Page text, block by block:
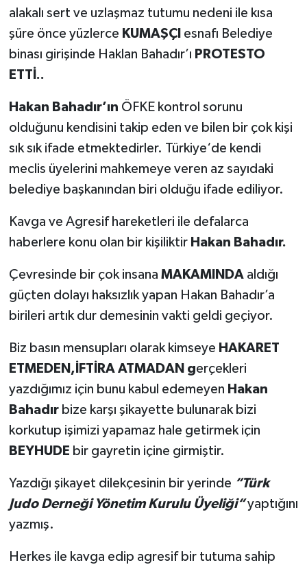
alakalı sert ve uzlaşmaz tutumu nedeni ile kısa
şüre önce yüzlerce KUMAŞÇI esnafı Belediye
binası girişinde Haklan Bahadır’ı PROTESTO
ETTİ..
Hakan Bahadır’ın ÖFKE kontrol sorunu
olduğunu kendisini takip eden ve bilen bir çok kişi
sık sık ifade etmektedirler. Türkiye‘de kendi
meclis üyelerini mahkemeye veren az sayıdaki
belediye başkanından biri olduğu ifade ediliyor.
Kavga ve Agresif hareketleri ile defalarca
haberlere konu olan bir kişiliktir Hakan Bahadır.
Çevresinde bir çok insana MAKAMINDA aldığı
güçten dolayı haksızlık yapan Hakan Bahadır’a
birileri artık dur demesinin vakti geldi geçiyor.
Biz basın mensupları olarak kimseye HAKARET
ETMEDEN,İFTİRA ATMADAN gerçekleri
yazdığımız için bunu kabul edemeyen Hakan
Bahadır bize karşı şikayette bulunarak bizi
korkutup işimizi yapamaz hale getirmek için
BEYHUDE bir gayretin içine girmiştir.
Yazdığı şikayet dilekçesinin bir yerinde “Türk
Judo Derneği Yönetim Kurulu Üyeliği“yaptığını
yazmış.
Herkes ile kavga edip agresif bir tutuma sahip